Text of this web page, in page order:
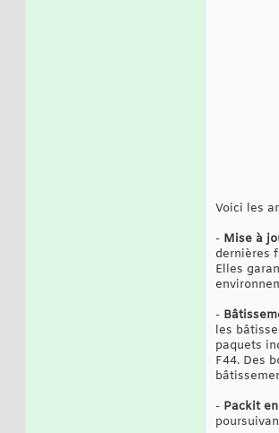
Voici les
- Mise à
dernières
Elles
-
les
paquets
F44. Des
- Packit